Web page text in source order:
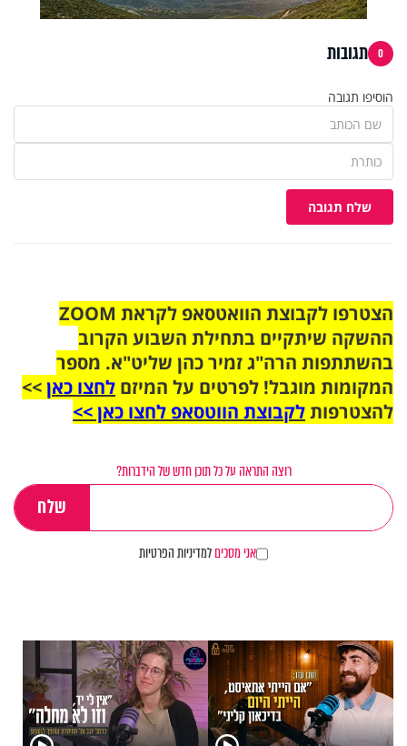
0 תגובות
הוסיפו תגובה
שלח תגובה
הצטרפו לקבוצת הוואטסאפ לקראת ZOOM
ההשקה שיתקיים בתחילת השבוע הקרוב
בהשתתפות הרה"ג זמיר כהן שליט"א. מספר
המקומות מוגבל! לפרטים על המיזם לחצו כאן>>
להצטרפותלקבוצת הווטסאפ לחצו כאן >>
רוצה התראה על כל תוכן חדש של הידברות?
אני מסכיםלמדיניות הפרטיות